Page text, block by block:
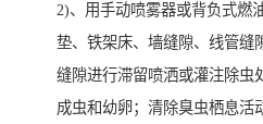
2)、用手动喷雾器或背负式燃
垫、铁架床、墙缝隙、线管缝
缝隙进行滞留喷洒或灌注除虫
成虫和幼卵；清除臭虫栖息活